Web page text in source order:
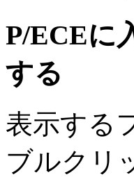
P/ECEに
する
表示する
ブルクリ